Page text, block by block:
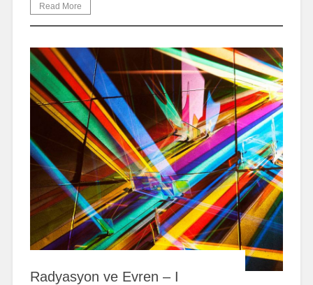
Read More
Radyasyon ve Evren – I